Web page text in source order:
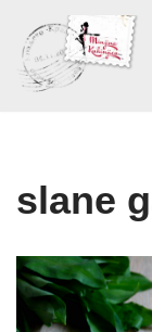
Skoči
na
slane